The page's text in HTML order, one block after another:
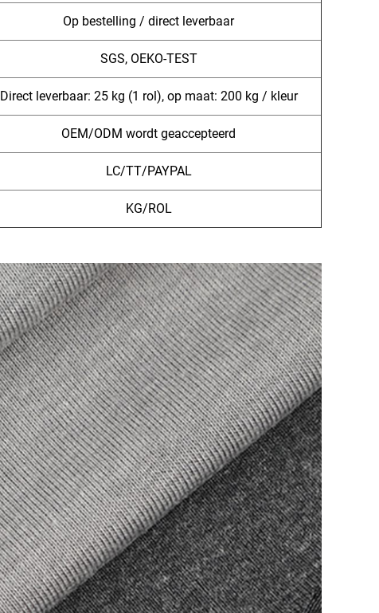
Op bestelling / direct leverbaar
SGS, OEKO-TEST
Direct leverbaar: 25 kg (1 rol), op maat: 200 kg / kleur
OEM/ODM wordt geaccepteerd
LC/TT/PAYPAL
KG/ROL